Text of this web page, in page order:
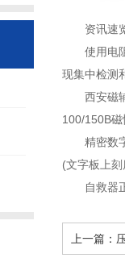
资讯速
使用电
现集中检测
西安磁
100/150B
精密数
(文字板上
自救器
上一篇：